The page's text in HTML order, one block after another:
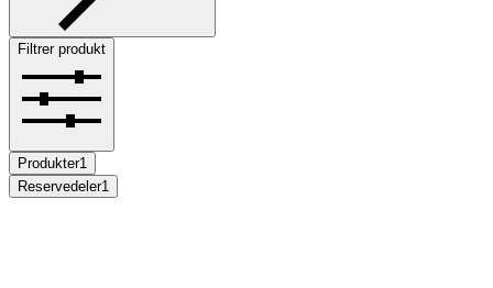
Filtrer produkt
Produkter1
Reservedeler1